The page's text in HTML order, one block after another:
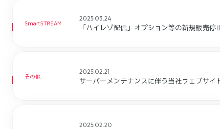
SmartSTREAM
2025.03.24
「ハイレゾ配信」オプション等の新規販売
その他
2025.02.21
サーバーメンテナンスに伴う当社ウェブサイ
2025.02.20